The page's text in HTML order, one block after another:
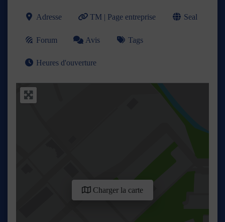
Adresse TM | Page entreprise Seal
Forum Avis Tags
Heures d'ouverture
Charger la carte